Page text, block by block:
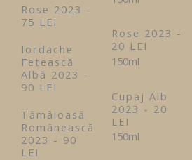
Rose 2023 -
75 LEI
Iordache
Fetească
Albă 2023 -
90 LEI
Tămâioasă
Românească
2023 - 90
LEI
Rose 2023 -
20 LEI
150ml
Cupaj Alb
2023 - 20
LEI
150ml